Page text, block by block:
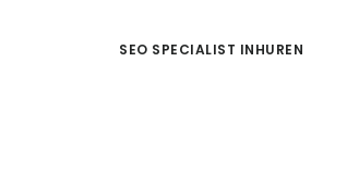
SEO SPECIALIST INHUREN